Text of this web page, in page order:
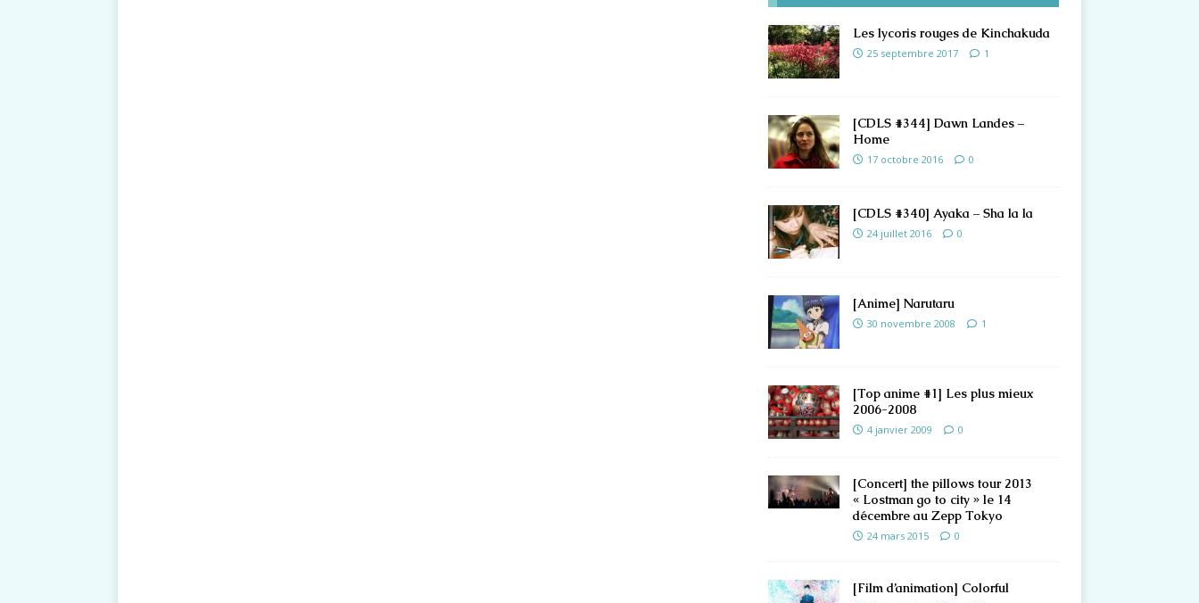
Les lycoris rouges de Kinchakuda
25 septembre 2017 1
[CDLS #344] Dawn Landes –
Home
17 octobre 2016 0
[CDLS #340] Ayaka – Sha la la
24 juillet 2016 0
[Anime] Narutaru
30 novembre 2008 1
[Top anime #1] Les plus mieux
2006-2008
4 janvier 2009 0
[Concert] the pillows tour 2013
« Lostman go to city » le 14
décembre au Zepp Tokyo
24 mars 2015 0
[Film d’animation] Colorful